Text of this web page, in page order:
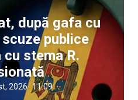
după gafa cu
publice
stema R.
2026 11:09